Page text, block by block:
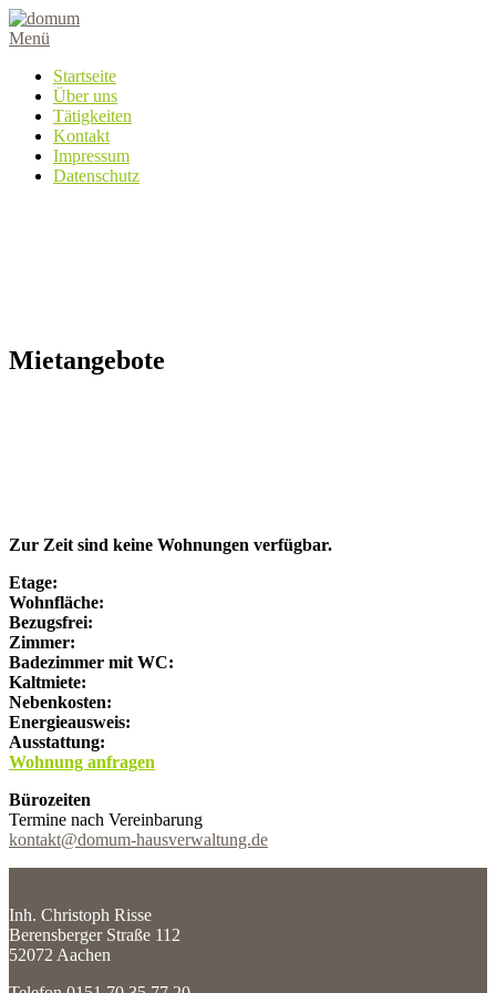
Zum
Inhalt
Menü
Startseite
Über uns
Tätigkeiten
Kontakt
Impressum
Datenschutz
Mietangebote
Zur Zeit sind keine Wohnungen verfügbar.
Etage:
Wohnfläche:
Bezugsfrei:
Zimmer:
Badezimmer mit WC:
Kaltmiete:
Nebenkosten:
Energieausweis:
Ausstattung:
Wohnung anfragen
Bürozeiten
Termine nach Vereinbarung
kontakt@domum-hausverwaltung.de
Inh. Christoph Risse
Berensberger Straße 112
52072 Aachen